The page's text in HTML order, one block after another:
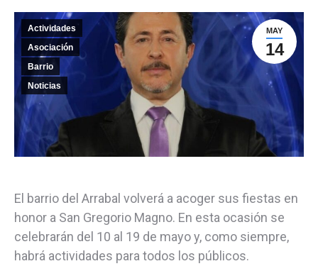
MAY
14
Actividades
Asociación
Barrio
Noticias
El barrio del Arrabal volverá a acoger sus fiestas en
honor a San Gregorio Magno. En esta ocasión se
celebrarán del 10 al 19 de mayo y, como siempre,
habrá actividades para todos los públicos.